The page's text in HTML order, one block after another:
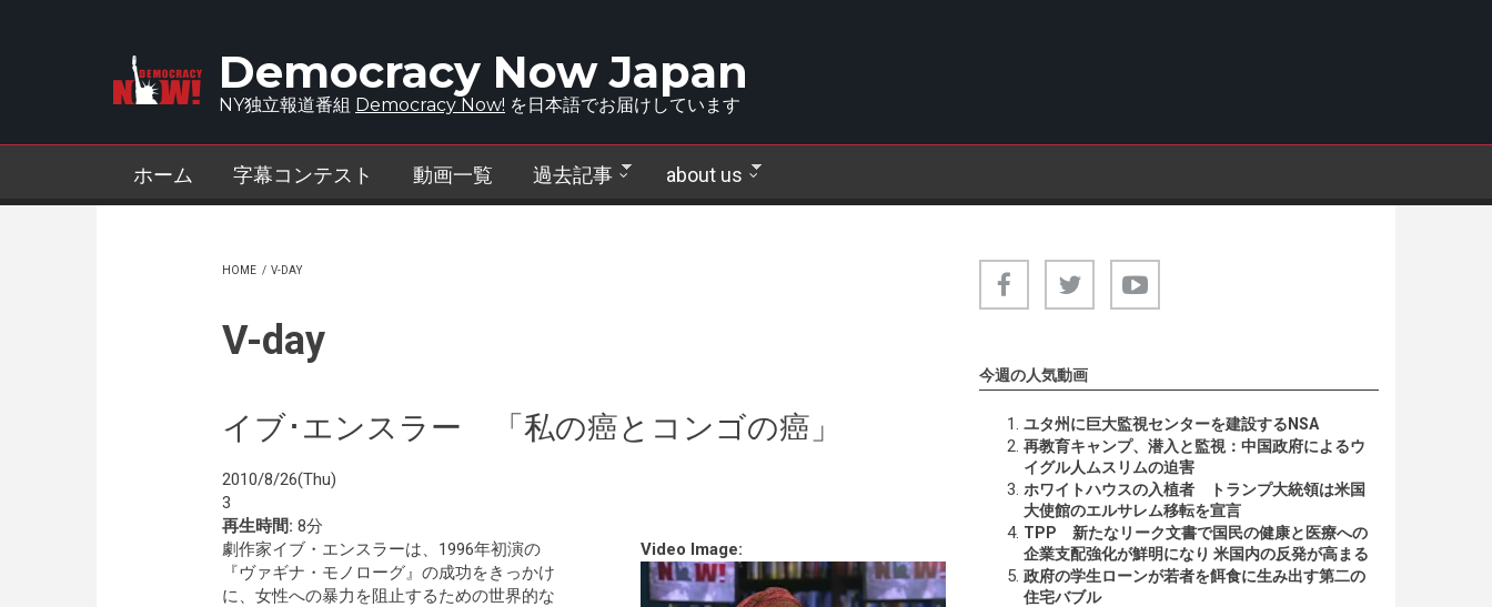
Democracy Now Japan
NY独立報道番組 Democracy Now! を日本語でお届けしています
ホーム 字幕コンテスト 動画一覧 過去記事 about us
HOME / V-DAY
V-day
イブ･エンスラー 「私の癌とコンゴの癌」
2010/8/26(Thu)
3
再生時間: 8分
Video Image:
劇作家イブ・エンスラーは、1996年初演の
『ヴァギナ・モノローグ』の成功をきっかけ
に、女性への暴力を阻止するための世界的な
今週の人気動画
ユタ州に巨大監視センターを建設するNSA
再教育キャンプ、潜入と監視：中国政府によるウ
イグル人ムスリムの迫害
ホワイトハウスの入植者 トランプ大統領は米国
大使館のエルサレム移転を宣言
TPP 新たなリーク文書で国民の健康と医療への
企業支配強化が鮮明になり 米国内の反発が高まる
政府の学生ローンが若者を餌食に生み出す第二の
住宅バブル